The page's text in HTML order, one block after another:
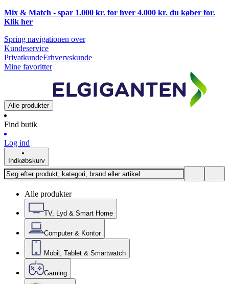
Mix & Match - spar 1.000 kr. for hver 4.000 kr. du køber for.
Klik her
Spring navigationen over
Kundeservice
PrivatkundeErhvervskunde
Mine favoritter
Alle produkter
Find butik
Log ind
Indkøbskurv
Alle produkter
TV, Lyd & Smart Home
Computer & Kontor
Mobil, Tablet & Smartwatch
Gaming